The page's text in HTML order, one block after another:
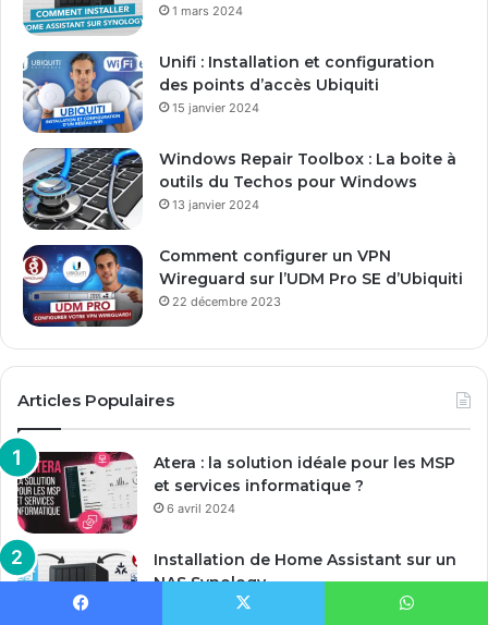
1 mars 2024
Unifi : Installation et configuration
des points d’accès Ubiquiti
15 janvier 2024
Windows Repair Toolbox : La boite à
outils du Techos pour Windows
13 janvier 2024
Comment configurer un VPN
Wireguard sur l’UDM Pro SE d’Ubiquiti
22 décembre 2023
Articles Populaires
Atera : la solution idéale pour les MSP
et services informatique ?
6 avril 2024
Installation de Home Assistant sur un
NAS Synology
1 mars 2024